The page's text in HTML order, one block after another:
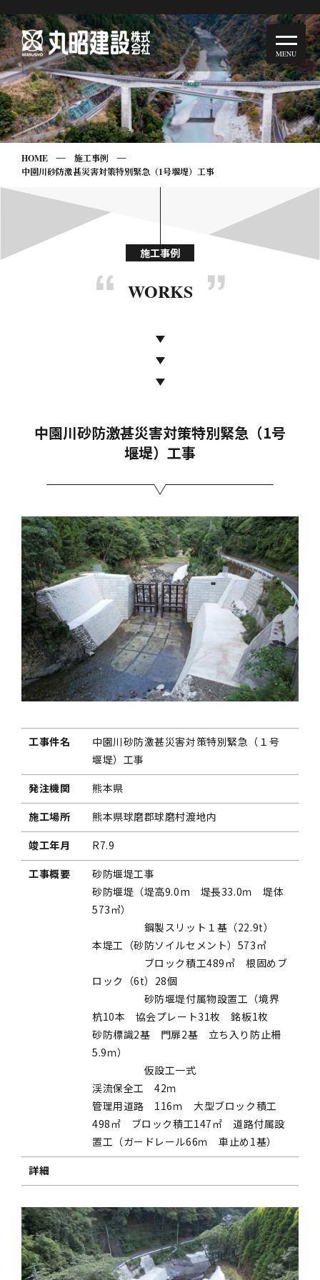
HOME
施工事例
中園川砂防激甚災害対策特別緊急（1号堰堤）工事
施工事例
WORKS
中園川砂防激甚災害対策特別緊急（1号
堰堤）工事
工事件名
中園川砂防激甚災害対策特別緊急（１号
堰堤）工事
発注機関
熊本県
施工場所
熊本県球磨郡球磨村渡地内
竣工年月
R7.9
工事概要
砂防堰堤工事
砂防堰堤（堤高9.0m 堤長33.0ｍ 堤体
573㎥）
鋼製スリット１基（22.9t）
本堤工（砂防ソイルセメント）573㎥
ブロック積工489㎡ 根固めブ
ロック（6t）28個
砂防堰堤付属物設置工（境界
杭10本 協会プレート31枚 銘板1枚
砂防標識2基 門扉2基 立ち入り防止柵
5.9ｍ）
仮設工一式
渓流保全工 42ｍ
管理用道路 116ｍ 大型ブロック積工
498㎡ ブロック積工147㎡ 道路付属設
置工（ガードレール66ｍ 車止め1基）
詳細